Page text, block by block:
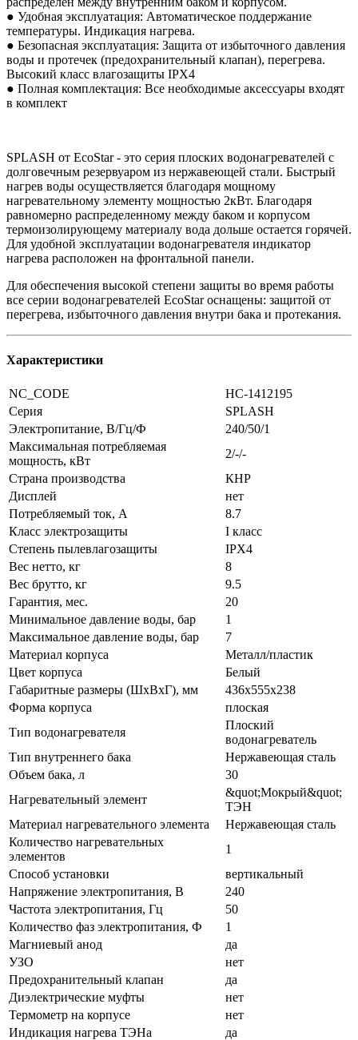
● Удобная эксплуатация: Автоматическое поддержание
температуры. Индикация нагрева.
● Безопасная эксплуатация: Защита от избыточного давления
воды и протечек (предохранительный клапан), перегрева.
Высокий класс влагозащиты IPX4
● Полная комплектация: Все необходимые аксессуары входят
в комплект
SPLASH от EcoStar - это серия плоских водонагревателей с
долговечным резервуаром из нержавеющей стали. Быстрый
нагрев воды осуществляется благодаря мощному
нагревательному элементу мощностью 2кВт. Благодаря
равномерно распределенному между баком и корпусом
термоизолирующему материалу вода дольше остается горячей.
Для удобной эксплуатации водонагревателя индикатор
нагрева расположен на фронтальной панели.
Для обеспечения высокой степени защиты во время работы
все серии водонагревателей EcoStar оснащены: защитой от
перегрева, избыточного давления внутри бака и протекания.
Характеристики
NC_CODE
НС-1412195
Серия
SPLASH
Электропитание, В/Гц/Ф
240/50/1
Максимальная потребляемая
мощность, кВт
2/-/-
Страна производства
КНР
Дисплей
нет
Потребляемый ток, А
8.7
Класс электрозащиты
I класс
Степень пылевлагозащиты
IPX4
Вес нетто, кг
8
Вес брутто, кг
9.5
Гарантия, мес.
20
Минимальное давление воды, бар
1
Максимальное давление воды, бар
7
Материал корпуса
Металл/пластик
Цвет корпуса
Белый
Габаритные размеры (ШxВxГ), мм
436x555x238
Форма корпуса
плоская
Тип водонагревателя
Плоский
водонагреватель
Тип внутреннего бака
Нержавеющая сталь
Объем бака, л
30
Нагревательный элемент
&quot;Мокрый&quot;
ТЭН
Материал нагревательного элемента
Нержавеющая сталь
Количество нагревательных
элементов
1
Способ установки
вертикальный
Напряжение электропитания, В
240
Частота электропитания, Гц
50
Количество фаз электропитания, Ф
1
Магниевый анод
да
УЗО
нет
Предохранительный клапан
да
Диэлектрические муфты
нет
Термометр на корпусе
нет
Индикация нагрева ТЭНа
да